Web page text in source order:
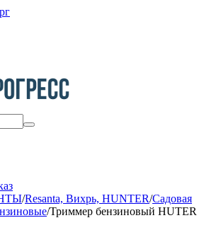
/Resanta, Вихрь, HUNTER/Садовая
/Триммер бензиновый HUTER